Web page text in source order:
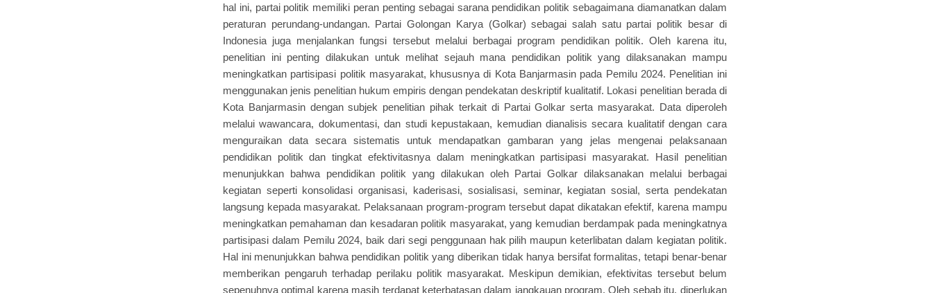
hal ini, partai politik memiliki peran penting sebagai sarana pendidikan politik sebagaimana diamanatkan dalam
peraturan perundang-undangan. Partai Golongan Karya (Golkar) sebagai salah satu partai politik besar di
Indonesia juga menjalankan fungsi tersebut melalui berbagai program pendidikan politik. Oleh karena itu,
penelitian ini penting dilakukan untuk melihat sejauh mana pendidikan politik yang dilaksanakan mampu
meningkatkan partisipasi politik masyarakat, khususnya di Kota Banjarmasin pada Pemilu 2024. Penelitian ini
menggunakan jenis penelitian hukum empiris dengan pendekatan deskriptif kualitatif. Lokasi penelitian berada di
Kota Banjarmasin dengan subjek penelitian pihak terkait di Partai Golkar serta masyarakat. Data diperoleh
melalui wawancara, dokumentasi, dan studi kepustakaan, kemudian dianalisis secara kualitatif dengan cara
menguraikan data secara sistematis untuk mendapatkan gambaran yang jelas mengenai pelaksanaan
pendidikan politik dan tingkat efektivitasnya dalam meningkatkan partisipasi masyarakat. Hasil penelitian
menunjukkan bahwa pendidikan politik yang dilakukan oleh Partai Golkar dilaksanakan melalui berbagai
kegiatan seperti konsolidasi organisasi, kaderisasi, sosialisasi, seminar, kegiatan sosial, serta pendekatan
langsung kepada masyarakat. Pelaksanaan program-program tersebut dapat dikatakan efektif, karena mampu
meningkatkan pemahaman dan kesadaran politik masyarakat, yang kemudian berdampak pada meningkatnya
partisipasi dalam Pemilu 2024, baik dari segi penggunaan hak pilih maupun keterlibatan dalam kegiatan politik.
Hal ini menunjukkan bahwa pendidikan politik yang diberikan tidak hanya bersifat formalitas, tetapi benar-benar
memberikan pengaruh terhadap perilaku politik masyarakat. Meskipun demikian, efektivitas tersebut belum
sepenuhnya optimal karena masih terdapat keterbatasan dalam jangkauan program. Oleh sebab itu, diperlukan